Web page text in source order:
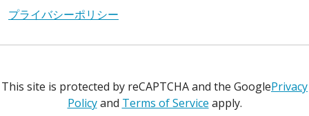
プライバシーポリシー
This site is protected by reCAPTCHA and the GooglePrivacy
Policyand Terms of Service apply.